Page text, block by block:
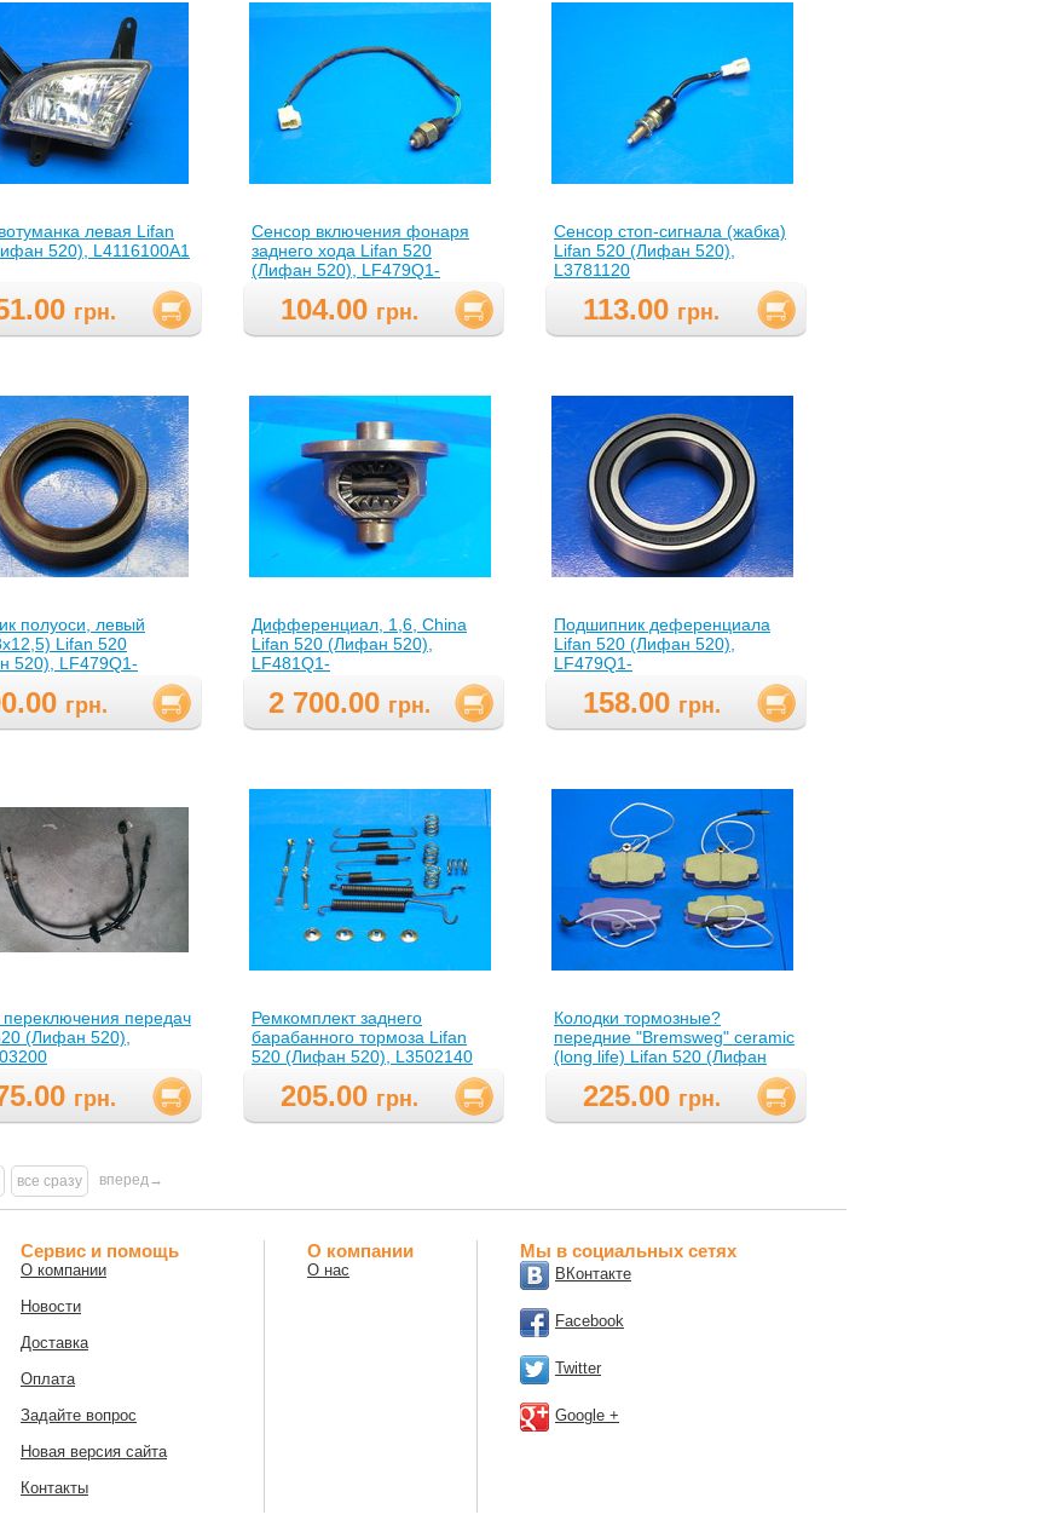
левая Lifan
520), L4116100A1
грн.
Сенсор включения фонаря
заднего хода Lifan 520
(Лифан 520), LF479Q1-
3729100A(LF479Q13729100A
104.00 грн.
Сенсор стоп-сигнала (жабка)
Lifan 520 (Лифан 520),
L3781120
113.00 грн.
полуоси, левый
Lifan 520
520), LF479Q1-
грн.
Дифференциал, 1,6, Сhina
Lifan 520 (Лифан 520),
LF481Q1-
2303300A(LF481Q12303300A
2 700.00 грн.
Подшипник деференциала
Lifan 520 (Лифан 520),
LF479Q1-
2303312A(LF479Q12303312A
158.00 грн.
передач
(Лифан 520),
грн.
Ремкомплект заднего
барабанного тормоза Lifan
520 (Лифан 520), L3502140
205.00 грн.
Колодки тормозные?
передние "Bremsweg" ceramic
(long life) Lifan 520 (Лифан
225.00 грн.
все сразу вперед→
Сервис и помощь
О компании
Новости
Доставка
Оплата
Задайте вопрос
Новая версия сайта
Контакты
О компании
О нас
Мы в социальных сетях
ВКонтакте
Facebook
Twitter
Google +